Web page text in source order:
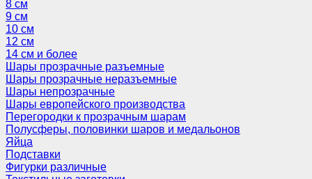
8 см
9 см
10 см
12 см
14 см и более
Шары прозрачные разъемные
Шары прозрачные неразъемные
Шары непрозрачные
Шары европейского производства
Перегородки к прозрачным шарам
Полусферы, половинки шаров и медальонов
Яйца
Подставки
Фигурки различные